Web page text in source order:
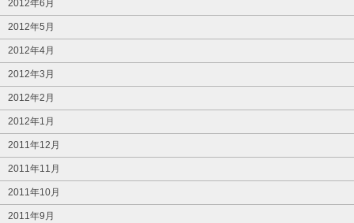
2012年6月
2012年5月
2012年4月
2012年3月
2012年2月
2012年1月
2011年12月
2011年11月
2011年10月
2011年9月